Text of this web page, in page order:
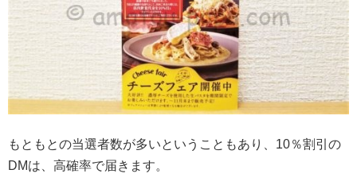
もともとの当選者数が多いということもあり、10％割引の
DMは、高確率で届きます。